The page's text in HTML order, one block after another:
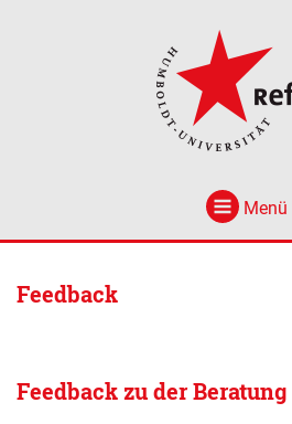
Menü
Feedback
Feedback zu der Beratung